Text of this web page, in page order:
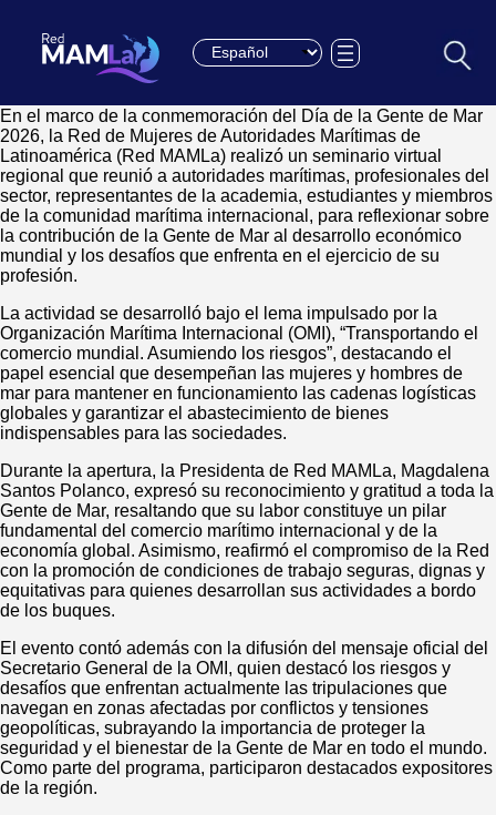
Choose a language
En el marco de la conmemoración del Día de la Gente de Mar
2026, la Red de Mujeres de Autoridades Marítimas de
Latinoamérica (Red MAMLa) realizó un seminario virtual
regional que reunió a autoridades marítimas, profesionales del
sector, representantes de la academia, estudiantes y miembros
de la comunidad marítima internacional, para reflexionar sobre
la contribución de la Gente de Mar al desarrollo económico
mundial y los desafíos que enfrenta en el ejercicio de su
profesión.
La actividad se desarrolló bajo el lema impulsado por la
Organización Marítima Internacional (OMI), “Transportando el
comercio mundial. Asumiendo los riesgos”, destacando el
papel esencial que desempeñan las mujeres y hombres de
mar para mantener en funcionamiento las cadenas logísticas
globales y garantizar el abastecimiento de bienes
indispensables para las sociedades.
Durante la apertura, la Presidenta de Red MAMLa, Magdalena
Santos Polanco, expresó su reconocimiento y gratitud a toda la
Gente de Mar, resaltando que su labor constituye un pilar
fundamental del comercio marítimo internacional y de la
economía global. Asimismo, reafirmó el compromiso de la Red
con la promoción de condiciones de trabajo seguras, dignas y
equitativas para quienes desarrollan sus actividades a bordo
de los buques.
El evento contó además con la difusión del mensaje oficial del
Secretario General de la OMI, quien destacó los riesgos y
desafíos que enfrentan actualmente las tripulaciones que
navegan en zonas afectadas por conflictos y tensiones
geopolíticas, subrayando la importancia de proteger la
seguridad y el bienestar de la Gente de Mar en todo el mundo.
Como parte del programa, participaron destacados expositores
de la región.